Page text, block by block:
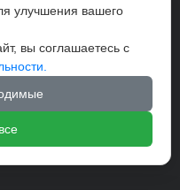
улучшения вашего
вы соглашаетесь с